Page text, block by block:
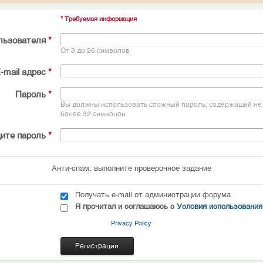
* Требуемая информация
*
От 3 до 26 символов
mail адрес *
Пароль *
Вы должны использовать сложный пароль, содержащий
более 32 символов
пароль *
Анти-спам: выполните проверочное задание
Получать e-mail от администрации форума
Я прочитал и соглашаюсь с Условия использования
Privacy Policy